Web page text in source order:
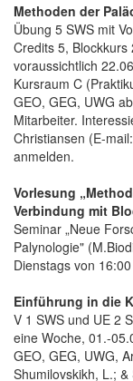
Methoden der
Übung 5 SWS mit
Credits 5,
voraussichtlich
Kursraum C
GEO, GEG, UWG
Mitarbeiter.
Christiansen (E-
anmelden.
Vorlesung
Verbindung mit
Seminar „Neue
Palynologie"
Dienstags von
Einführung in die
V 1 SWS und UE 2
eine Woche, 01.-
GEO, GEG, UWG,
Shumilovskikh, L.; &